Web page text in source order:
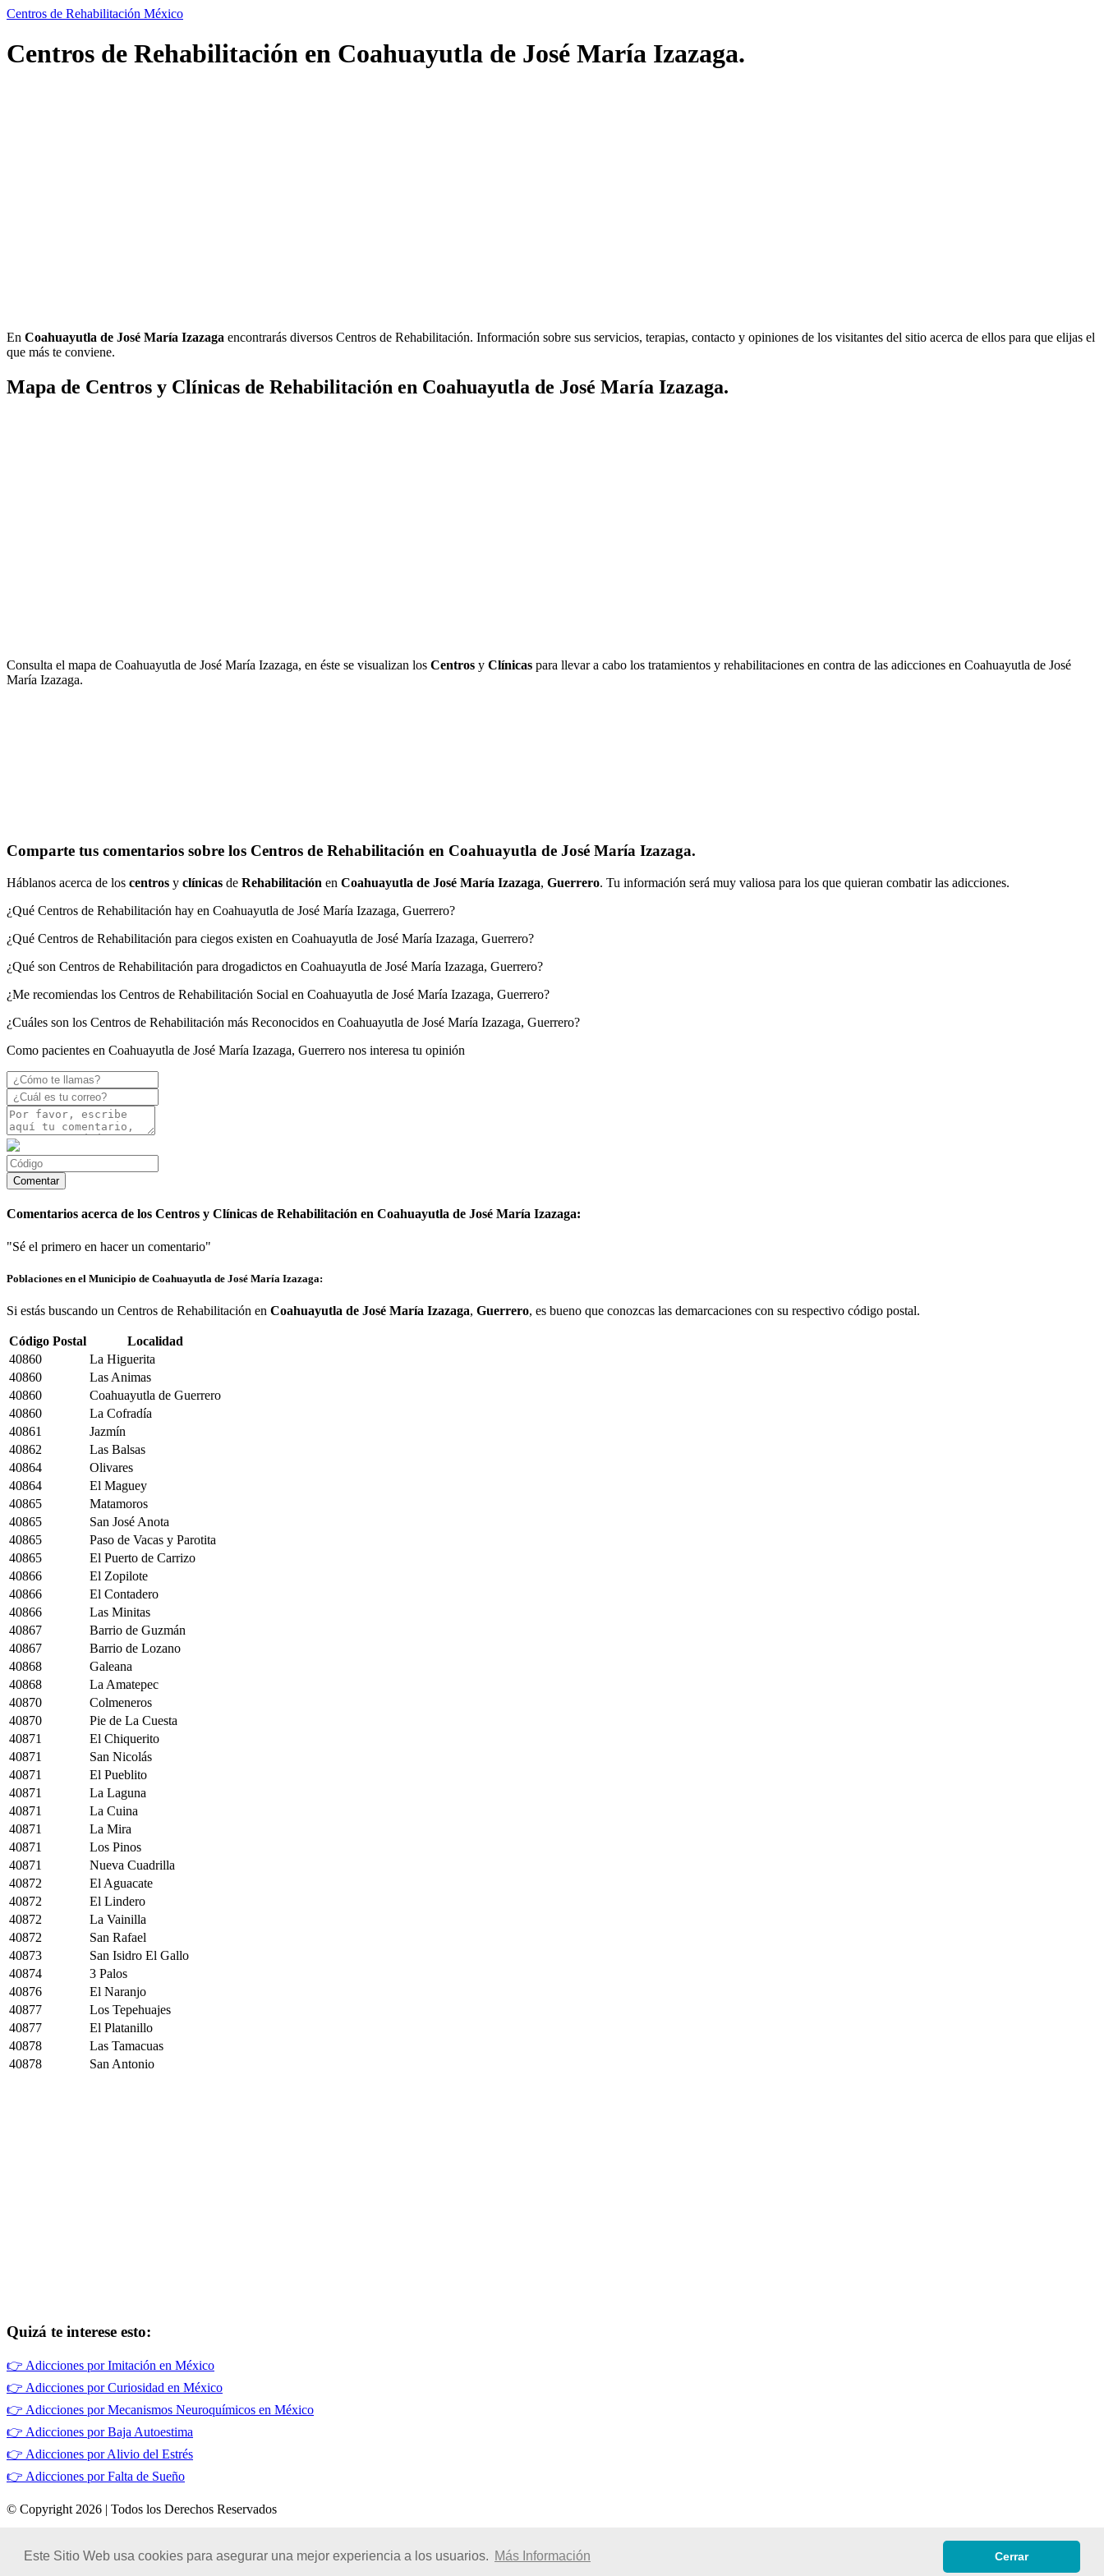
Este Sitio Web usa cookies para asegurar una mejor experiencia a los usuarios. Más Información Cerrar
Centros de Rehabilitación México
Centros de Rehabilitación en Coahuayutla de José María Izazaga.
En Coahuayutla de José María Izazaga encontrarás diversos Centros de Rehabilitación. Información sobre sus servicios, terapias, contacto y opiniones de los visitantes del sitio acerca de ellos para que elijas el
que más te conviene.
Mapa de Centros y Clínicas de Rehabilitación en Coahuayutla de José María Izazaga.
Consulta el mapa de Coahuayutla de José María Izazaga, en éste se visualizan los Centros y Clínicas para llevar a cabo los tratamientos y rehabilitaciones en contra de las adicciones en Coahuayutla de José
María Izazaga.
Comparte tus comentarios sobre los Centros de Rehabilitación en Coahuayutla de José María Izazaga.
Háblanos acerca de los centros y clínicas de Rehabilitación en Coahuayutla de José María Izazaga, Guerrero. Tu información será muy valiosa para los que quieran combatir las adicciones.
¿Qué Centros de Rehabilitación hay en Coahuayutla de José María Izazaga, Guerrero?
¿Qué Centros de Rehabilitación para ciegos existen en Coahuayutla de José María Izazaga, Guerrero?
¿Qué son Centros de Rehabilitación para drogadictos en Coahuayutla de José María Izazaga, Guerrero?
¿Me recomiendas los Centros de Rehabilitación Social en Coahuayutla de José María Izazaga, Guerrero?
¿Cuáles son los Centros de Rehabilitación más Reconocidos en Coahuayutla de José María Izazaga, Guerrero?
Como pacientes en Coahuayutla de José María Izazaga, Guerrero nos interesa tu opinión
Comentarios acerca de los Centros y Clínicas de Rehabilitación en Coahuayutla de José María Izazaga:
"Sé el primero en hacer un comentario"
Poblaciones en el Municipio de Coahuayutla de José María Izazaga:
Si estás buscando un Centros de Rehabilitación en Coahuayutla de José María Izazaga, Guerrero, es bueno que conozcas las demarcaciones con su respectivo código postal.
Código Postal
Localidad
40860
La Higuerita
40860
Las Animas
40860
Coahuayutla de Guerrero
40860
La Cofradía
40861
Jazmín
40862
Las Balsas
40864
Olivares
40864
El Maguey
40865
Matamoros
40865
San José Anota
40865
Paso de Vacas y Parotita
40865
El Puerto de Carrizo
40866
El Zopilote
40866
El Contadero
40866
Las Minitas
40867
Barrio de Guzmán
40867
Barrio de Lozano
40868
Galeana
40868
La Amatepec
40870
Colmeneros
40870
Pie de La Cuesta
40871
El Chiquerito
40871
San Nicolás
40871
El Pueblito
40871
La Laguna
40871
La Cuina
40871
La Mira
40871
Los Pinos
40871
Nueva Cuadrilla
40872
El Aguacate
40872
El Lindero
40872
La Vainilla
40872
San Rafael
40873
San Isidro El Gallo
40874
3 Palos
40876
El Naranjo
40877
Los Tepehuajes
40877
El Platanillo
40878
Las Tamacuas
40878
San Antonio
Quizá te interese esto:
👉 Adicciones por Imitación en México
👉 Adicciones por Curiosidad en México
👉 Adicciones por Mecanismos Neuroquímicos en México
👉 Adicciones por Baja Autoestima
👉 Adicciones por Alivio del Estrés
👉 Adicciones por Falta de Sueño
© Copyright 2026 | Todos los Derechos Reservados
Políticas de Privacidad